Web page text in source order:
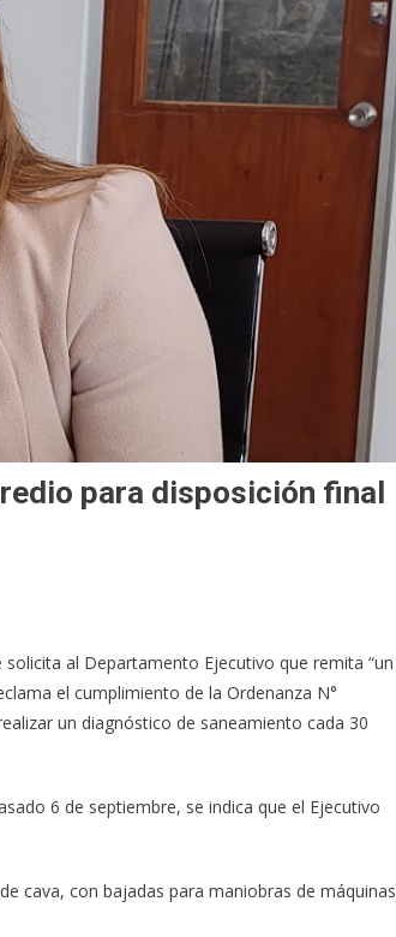
para disposición final
al Departamento Ejecutivo que remita “un
el cumplimiento de la Ordenanza N°
un diagnóstico de saneamiento cada 30
6 de septiembre, se indica que el Ejecutivo
cava, con bajadas para maniobras de máquinas